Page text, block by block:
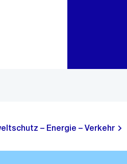
– Energie – Verkehr